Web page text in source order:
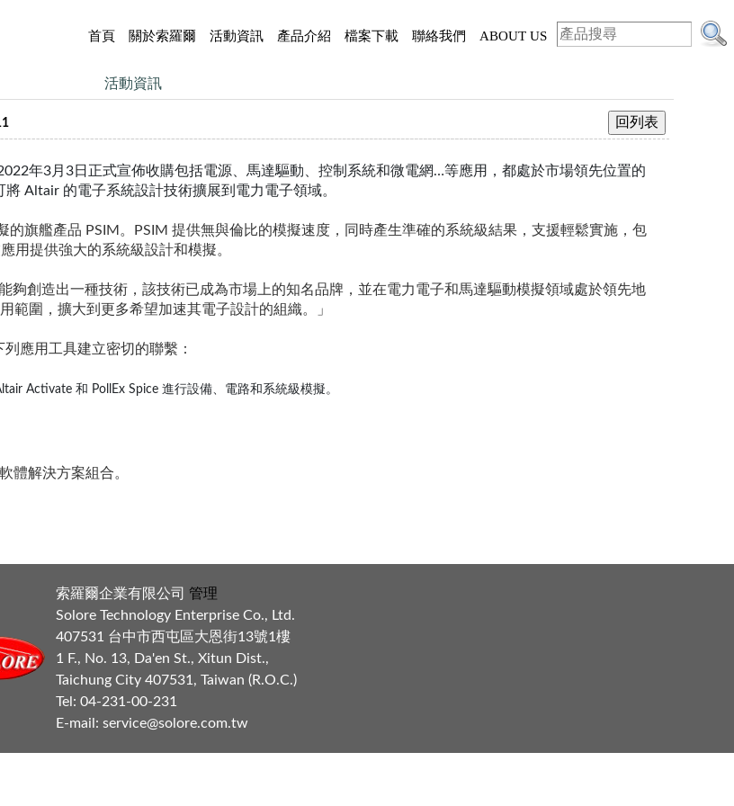
首頁 關於索羅爾 活動資訊 產品介紹 檔案下載 聯絡我們 ABOUT US
活動資訊
年3月3日正式宣佈收購包括電源、馬達驅動、控制系統和微電網…等應用，都處於市場領先位置的
將 Altair 的電子系統設計技術擴展到電力電子領域。
的旗艦產品 PSIM。PSIM 提供無與倫比的模擬速度，同時產生準確的系統級結果，支援輕鬆實施，包
用提供強大的系統級設計和模擬。
夠創造出一種技術，該技術已成為市場上的知名品牌，並在電力電子和馬達驅動模擬領域處於領先地
圍，擴大到更多希望加速其電子設計的組織。」
應用工具建立密切的聯繫：
Activate 和 PollEx Spice 進行設備、電路和系統級模擬。
體解決方案組合。
索羅爾企業有限公司
管理
Solore Technology Enterprise Co., Ltd.
407531 台中市西屯區大恩街13號1樓
1 F., No. 13, Da'en St., Xitun Dist.,
Taichung City 407531, Taiwan (R.O.C.)
Tel: 04-231-00-231
E-mail: service@solore.com.tw